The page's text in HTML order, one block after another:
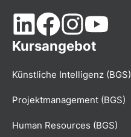
Kursangebot
Künstliche Intelligenz (BGS)
Projektmanagement (BGS)
Human Resources (BGS)